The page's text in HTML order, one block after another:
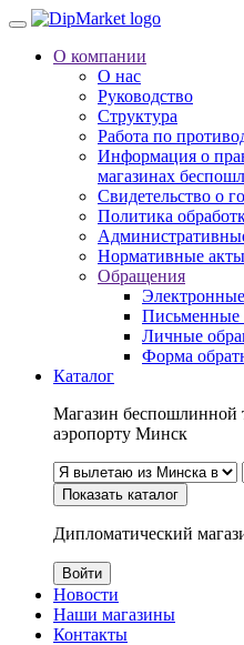
О компании
О нас
Руководство
Структура
Работа по
Информация о
магазинах
Свидетельство о
Политика
Нормативные акты
Обращения
Письменные
Личные
Форма
Каталог
Магазин беспошлинной
аэропорту Минск
Показать каталог
Дипломатический
Войти
Новости
Наши магазины
Контакты